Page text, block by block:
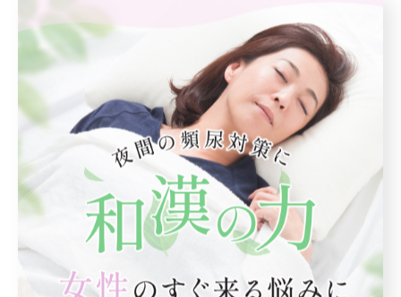
土台になります。
さらに、ヒシエキスやシーベリーといった和漢成分を取
り入れることで、体の巡りやバランスをやさしくサポー
トすることもできます。
これらは特定の部分だけに働きかけるのではなく、全体
を整えるという漢方的な考え方に基づいています。
◆
自分の状態を“全体で見る”という視点
大切なのは、「症状だけを見る」のではなく、「体全体